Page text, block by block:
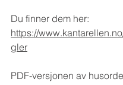
Du finner dem her:
https://
gler
PDF-versjonen av